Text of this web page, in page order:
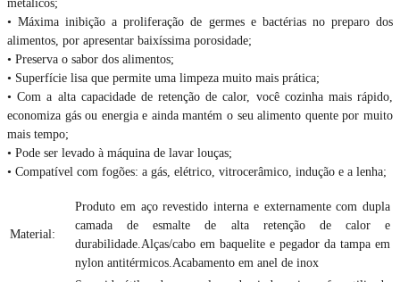
• Máxima inibição a proliferação de germes e bactérias no preparo dos
alimentos, por apresentar baixíssima porosidade;
• Preserva o sabor dos alimentos;
• Superfície lisa que permite uma limpeza muito mais prática;
• Com a alta capacidade de retenção de calor, você cozinha mais rápido,
economiza gás ou energia e ainda mantém o seu alimento quente por muito
mais tempo;
• Pode ser levado à máquina de lavar louças;
• Compatível com fogões: a gás, elétrico, vitrocerâmico, indução e a lenha;
Material:
Produto em aço revestido interna e externamente com dupla
camada de esmalte de alta retenção de calor e
durabilidade.Alças/cabo em baquelite e pegador da tampa em
nylon antitérmicos.Acabamento em anel de inox